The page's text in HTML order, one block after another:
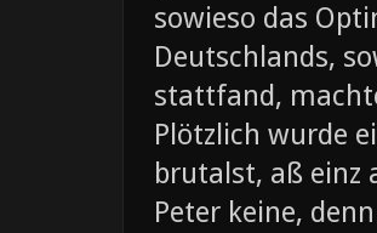
sowieso das
Deutschlands,
stattfand,
Plötzlich wurde
brutalst, aß einz
Peter keine,